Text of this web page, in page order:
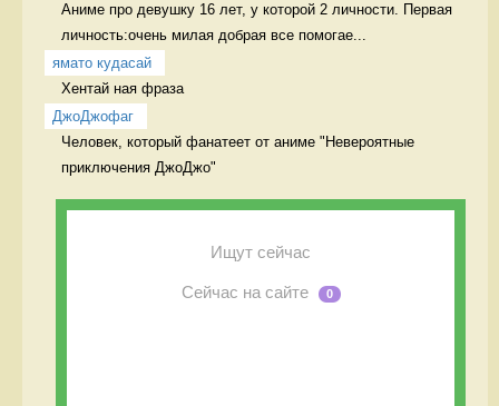
Аниме про девушку 16 лет, у которой 2 личности. Первая
личность:очень милая добрая все помогае...
ямато кудасай
Хентай ная фраза
ДжоДжофаг
Человек, который фанатеет от аниме "Невероятные
приключения ДжоДжо"
Ищут сейчас
Сейчас на сайте 0